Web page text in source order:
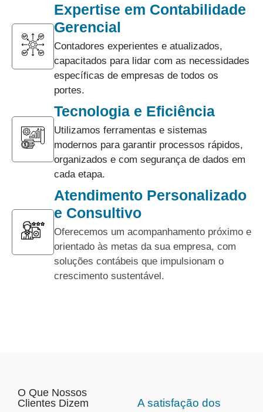
Expertise em Contabilidade
Gerencial
Contadores experientes e atualizados,
capacitados para lidar com as necessidades
específicas de empresas de todos os
portes.
Tecnologia e Eficiência
Utilizamos ferramentas e sistemas
modernos para garantir processos rápidos,
organizados e com segurança de dados em
cada etapa.
Atendimento Personalizado
e Consultivo
Oferecemos um acompanhamento próximo e
orientado às metas da sua empresa, com
soluções contábeis que impulsionam o
crescimento sustentável.
O Que Nossos
Clientes Dizem
A satisfação dos